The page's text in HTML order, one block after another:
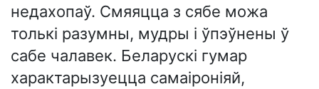
недахопаў. Смяяцца з сябе можа
толькі разумны, мудры і ўпэўнены ў
сабе чалавек. Беларускі гумар
характарызуецца самаіроніяй,